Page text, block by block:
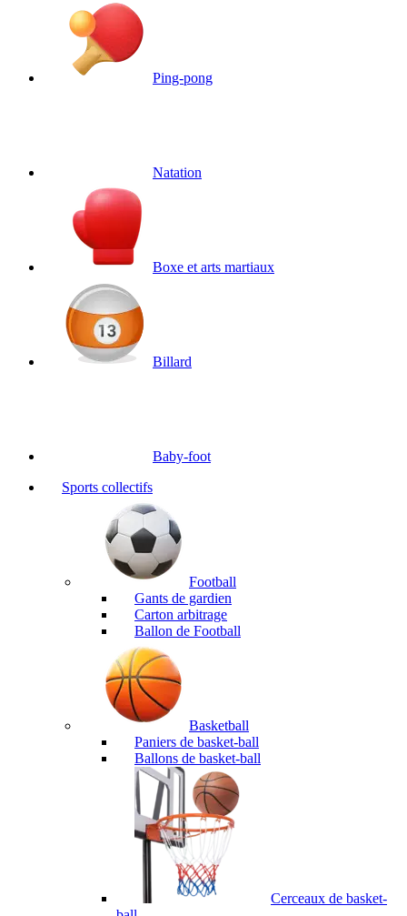
Ping-pong
Natation
Boxe et arts martiaux
Billard
Baby-foot
Sports collectifs
Football
Gants de gardien
Carton arbitrage
Ballon de Football
Basketball
Paniers de basket-ball
Ballons de basket-ball
Cerceaux de basket-